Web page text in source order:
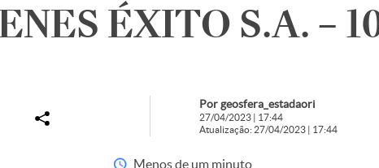
ÉXITO S.A. –
Por geosfera_estadaori
27/04/2023 | 17:44
Atualização: 27/04/2023 | 17:44
Menos de um minuto